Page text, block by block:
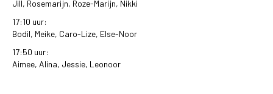
Jill, Rosemarijn, Roze-Marijn, Nikki
17:10 uur:
Bodil, Meike, Caro-Lize, Else-Noor
17:50 uur:
Aimee, Alina, Jessie, Leonoor